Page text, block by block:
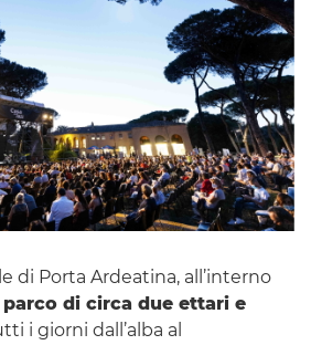
di Porta Ardeatina, all’interno
parco di circa due ettari e
i giorni dall’alba al